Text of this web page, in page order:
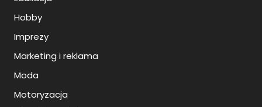
Hobby
Imprezy
Marketing i reklama
Moda
Motoryzacja